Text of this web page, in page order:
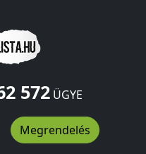
572ÜGYE
Megrendelés